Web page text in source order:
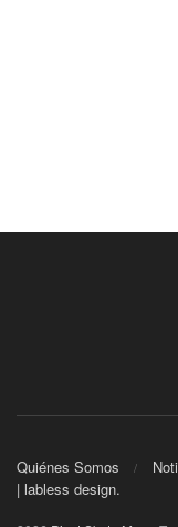
Quiénes Somos
| labless design.